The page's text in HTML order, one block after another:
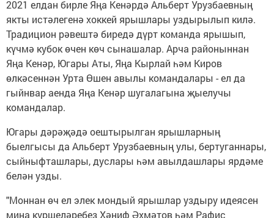
2021 елдан бирле Яңа Кенәрдә Альберт Урузбаевның
якты истәлегенә хоккей ярышлары уздырылып килә.
Традицион рәвештә биредә дүрт команда ярышып,
күчмә кубок өчен көч сынашалар. Арча районыннан
Яңа Кенәр, Югары Аты, Яңа Кырлай һәм Киров
өлкәсеннән Урта Өшен авылы командалары - ел да
гыйнвар аенда Яңа Кенәр шугалагына җыелучы
командалар.
Югары дәрәҗәдә оештырылган ярышларның
быелгысы да Альберт Урузбаевның улы, бертуганнары,
сыйныфташлары, дуслары һәм авылдашлары ярдәме
белән узды.
"Моннан өч ел элек мондый ярышлар уздыру идеясен
миңа күршеләребез Хәниф Әхмәтов һәм Рафис